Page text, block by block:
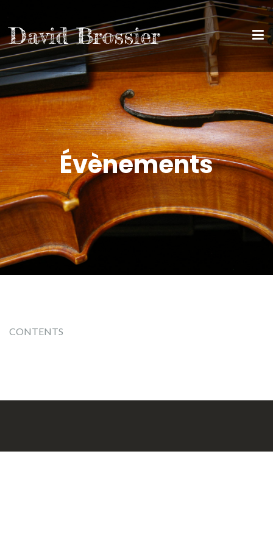
David Brossier
Évènements
CONTENTS